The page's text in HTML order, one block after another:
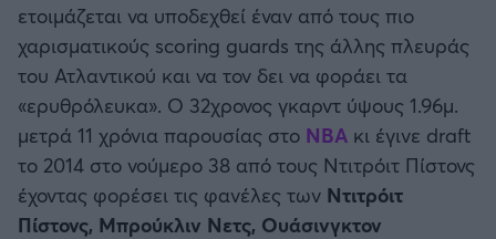
Ηρακλής
Μπαρτσελόνα
Ρεάλ Μαδρίτης
Ατλέτικο Μαδρίτης
ετοιμάζεται να υποδεχθεί έναν από τους πιο
χαρισματικούς scoring guards της άλλης πλευράς
του Ατλαντικού και να τον δει να φοράει τα
«ερυθρόλευκα». Ο 32χρονος γκαρντ ύψους 1.96μ.
μετρά 11 χρόνια παρουσίας στο NBA κι έγινε draft
το 2014 στο νούμερο 38 από τους Ντιτρόιτ Πίστονς
έχοντας φορέσει τις φανέλες των Ντιτρόιτ
Πίστονς, Μπρούκλιν Νετς, Ουάσινγκτον